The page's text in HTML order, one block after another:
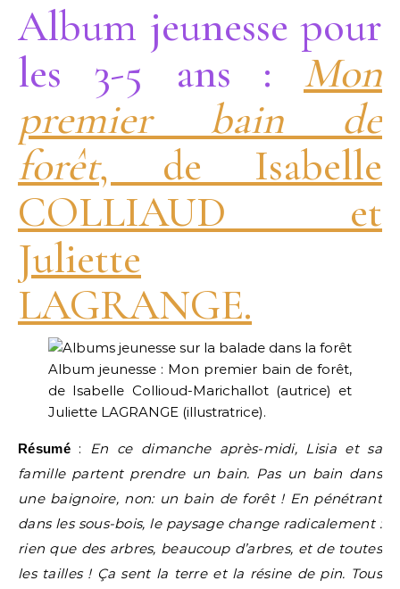
Album jeunesse pour
les 3-5 ans : Mon
premier bain de
forêt, de Isabelle
COLLIAUD et
Juliette
LAGRANGE.
Album jeunesse : Mon premier bain de forêt,
de Isabelle Collioud-Marichallot (autrice) et
Juliette LAGRANGE (illustratrice).
Résumé : En ce dimanche après-midi, Lisia et sa
famille partent prendre un bain. Pas un bain dans
une baignoire, non: un bain de forêt ! En pénétrant
dans les sous-bois, le paysage change radicalement :
rien que des arbres, beaucoup d’arbres, et de toutes
les tailles ! Ça sent la terre et la résine de pin. Tous